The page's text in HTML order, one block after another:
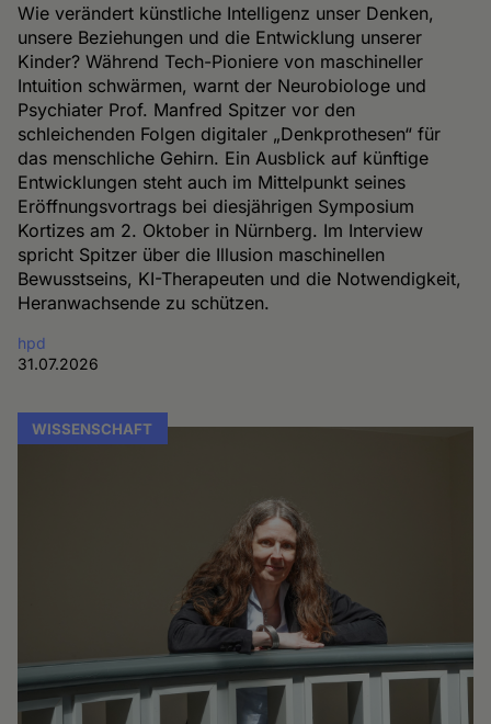
Wie verändert künstliche Intelligenz unser Denken,
unsere Beziehungen und die Entwicklung unserer
Kinder? Während Tech-Pioniere von maschineller
Intuition schwärmen, warnt der Neurobiologe und
Psychiater Prof. Manfred Spitzer vor den
schleichenden Folgen digitaler „Denkprothesen“ für
das menschliche Gehirn. Ein Ausblick auf künftige
Entwicklungen steht auch im Mittelpunkt seines
Eröffnungsvortrags bei diesjährigen Symposium
Kortizes am 2. Oktober in Nürnberg. Im Interview
spricht Spitzer über die Illusion maschinellen
Bewusstseins, KI-Therapeuten und die Notwendigkeit,
Heranwachsende zu schützen.
hpd
31.07.2026
WISSENSCHAFT